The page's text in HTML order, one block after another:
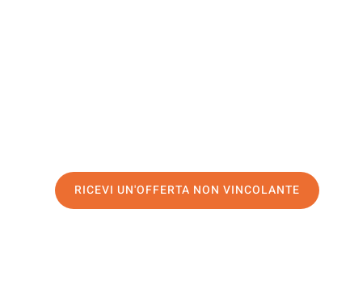
RICEVI UN'OFFERTA NON VINCOLANTE